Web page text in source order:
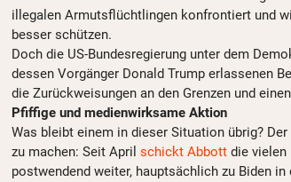
illegalen Armutsflüchtlingen konfrontiert und
besser schützen.
Doch die US-Bundesregierung unter dem
dessen Vorgänger Donald Trump erlassenen
die Zurückweisungen an den Grenzen und
Pfiffige und medienwirksame Aktion
Was bleibt einem in dieser Situation übrig? Der
zu machen: Seit April schickt Abbott die vielen
postwendend weiter, hauptsächlich zu Biden